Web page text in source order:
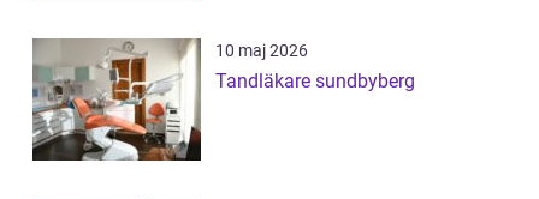
10 maj 2026
Tandläkare sundbyberg